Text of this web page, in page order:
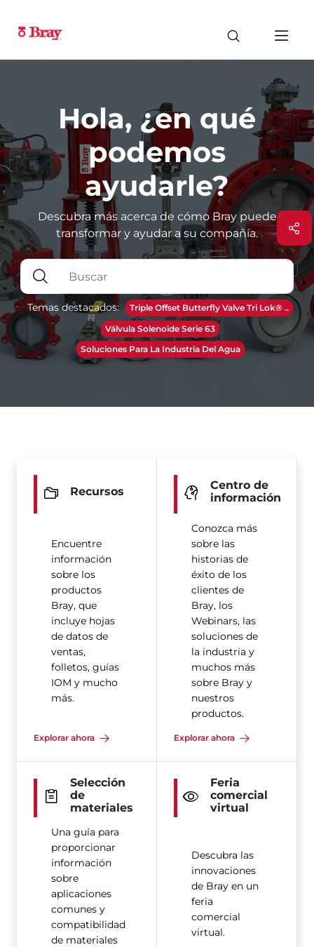
Hola, ¿en qué
podemos
ayudarle?
Descubra más acerca de cómo Bray puede
transformar y ayudar a su compañía.
Temas destacados:
Triple Offset Butterfly Valve Tri Lok® ..
Válvula Solenoide Serie 63
Soluciones Para La Industria Del Agua
Recursos
Encuentre
información
sobre los
productos
Bray, que
incluye hojas
de datos de
ventas,
folletos, guías
IOM y mucho
más.
Explorar ahora
Centro de
información
Conozca más
sobre las
historias de
éxito de los
clientes de
Bray, los
Webinars, las
soluciones de
la industria y
muchos más
sobre Bray y
nuestros
productos.
Explorar ahora
Selección
de
materiales
Una guía para
proporcionar
información
sobre
aplicaciones
comunes y
compatibilidad
de materiales
Feria
comercial
virtual
Descubra las
innovaciones
de Bray en un
feria
comercial
virtual.